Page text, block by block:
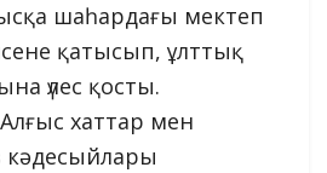
шаһардағы мектеп
қатысып, ұлттық
үлес қосты.
хаттар мен